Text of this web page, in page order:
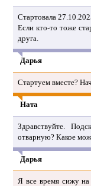
Стартовала
Если кто-то тоже
друга.
Дарья
Стартуем вместе?
Ната
Здравствуйте.
отварную? Какое
Дарья
Я все время сижу на